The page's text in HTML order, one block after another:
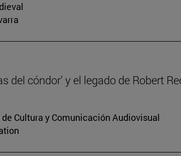
del cóndor’ y el legado de Robert
Cultura y Comunicación Audiovisual